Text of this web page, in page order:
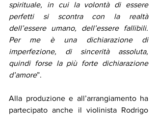
spirituale, in cui la volontà di essere
perfetti si scontra con la realtà
dell’essere umano, dell’essere fallibili.
Per me è una dichiarazione di
imperfezione, di sincerità assoluta,
quindi forse la più forte dichiarazione
d’amore”.
Alla produzione e all’arrangiamento ha
partecipato anche il violinista Rodrigo